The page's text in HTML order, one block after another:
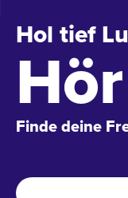
Hol tief
Finde deine
Name *